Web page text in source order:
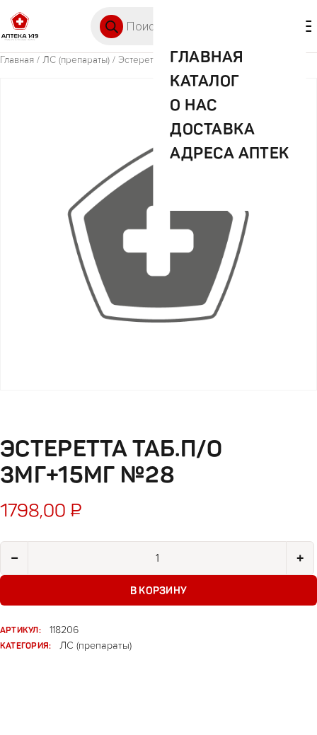
ГЛАВНАЯ
КАТАЛОГ
О НАС
ДОСТАВКА
АДРЕСА АПТЕК
Главная / ЛС (препараты) / Эстеретта таб.п/о 3мг+15мг №28
ЭСТЕРЕТТА ТАБ.П/О
3МГ+15МГ №28
1798,00 ₽
− +
В КОРЗИНУ
АРТИКУЛ:
118206
КАТЕГОРИЯ:
ЛС (препараты)